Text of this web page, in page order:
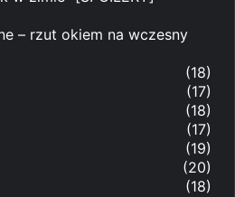
– rzut okiem na wczesny
(18)
(17)
(18)
(17)
(19)
(20)
(18)